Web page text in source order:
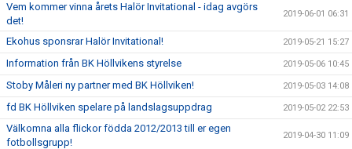
Vem kommer vinna årets Halör Invitational - idag avgörs
det!
2019-06-01 06:31
Ekohus sponsrar Halör Invitational! 2019-05-21 15:27
Information från BK Höllvikens styrelse 2019-05-06 10:45
Stoby Måleri ny partner med BK Höllviken! 2019-05-03 14:08
fd BK Höllviken spelare på landslagsuppdrag 2019-05-02 22:53
Välkomna alla flickor födda 2012/2013 till er egen
fotbollsgrupp!
2019-04-30 11:09